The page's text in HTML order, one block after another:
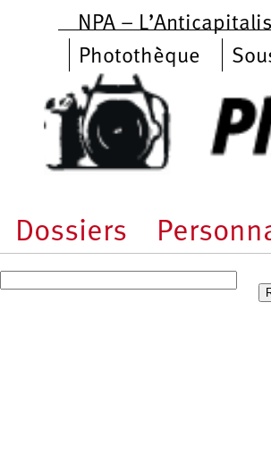
Aller au contenu principal
NPA –
Photothèque
Dossiers